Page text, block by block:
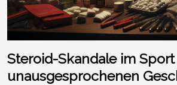
Steroid-Skandale im
unausgesprochenen